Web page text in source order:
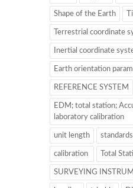
Shape of the Earth
Terrestrial coordinate
Inertial coordinate
Earth orientation
REFERENCE SYSTEM
EDM; total station;
laboratory calibration
unit length standards
calibration Total
SURVEYING